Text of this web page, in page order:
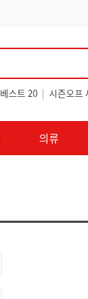
베스트 20 | 시즌오프
의류